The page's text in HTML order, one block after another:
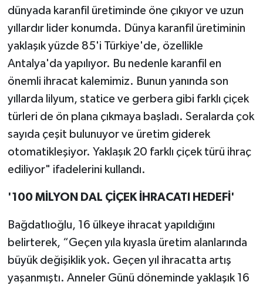
dünyada karanfil üretiminde öne çıkıyor ve uzun
yıllardır lider konumda. Dünya karanfil üretiminin
yaklaşık yüzde 85'i Türkiye'de, özellikle
Antalya'da yapılıyor. Bu nedenle karanfil en
önemli ihracat kalemimiz. Bunun yanında son
yıllarda lilyum, statice ve gerbera gibi farklı çiçek
türleri de ön plana çıkmaya başladı. Seralarda çok
sayıda çeşit bulunuyor ve üretim giderek
otomatikleşiyor. Yaklaşık 20 farklı çiçek türü ihraç
ediliyor" ifadelerini kullandı.
'100 MİLYON DAL ÇİÇEK İHRACATI HEDEFİ'
Bağdatlıoğlu, 16 ülkeye ihracat yapıldığını
belirterek, “Geçen yıla kıyasla üretim alanlarında
büyük değişiklik yok. Geçen yıl ihracatta artış
yaşanmıştı. Anneler Günü döneminde yaklaşık 16